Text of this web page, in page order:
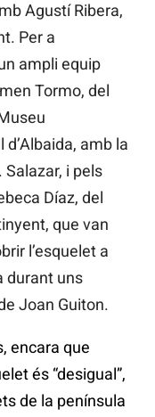
Agustí Ribera,
Per a
ampli equip
Tormo, del
d’Albaida, amb la
Salazar, i pels
Díaz, del
que van
l’esquelet a
durant uns
Joan Guiton.
encara que
és “desigual”,
de la península